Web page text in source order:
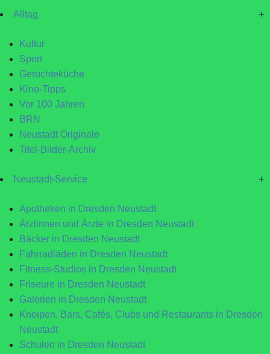
Alltag +
Kultur
Sport
Gerüchteküche
Kino-Tipps
Vor 100 Jahren
BRN
Neustadt Originale
Titel-Bilder-Archiv
Neustadt-Service +
Apotheken in Dresden Neustadt
Ärztinnen und Ärzte in Dresden Neustadt
Bäcker in Dresden Neustadt
Fahrradläden in Dresden Neustadt
Fitness-Studios in Dresden Neustadt
Friseure in Dresden Neustadt
Galerien in Dresden Neustadt
Kneipen, Bars, Cafés, Clubs und Restaurants in Dresden
Neustadt
Schulen in Dresden Neustadt